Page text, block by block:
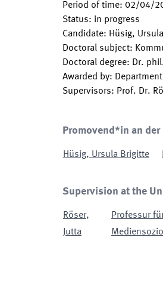
Period of time: 02/04/
Status: in progress
Candidate: Hüsig,
Doctoral subject:
Doctoral degree: Dr.
Awarded by:
Supervisors: Prof. Dr.
Promovend*in an
Hüsig, Ursula Brigitte
Supervision at the
Röser,
Jutta
Professur